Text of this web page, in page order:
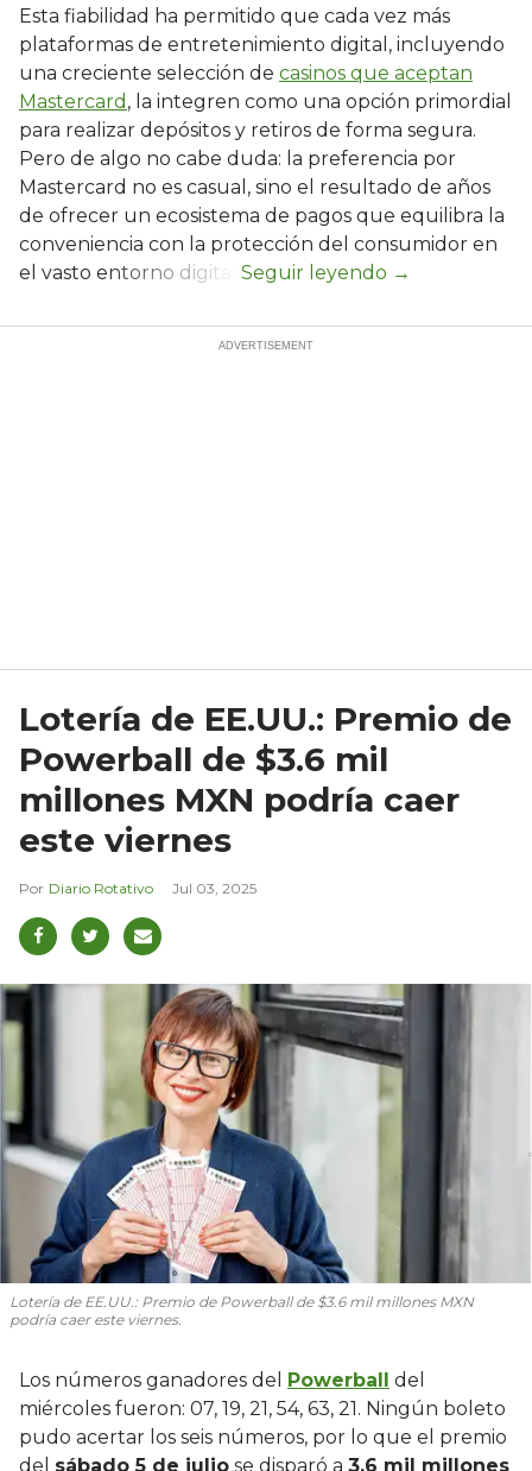
Esta fiabilidad ha permitido que cada vez más
plataformas de entretenimiento digital, incluyendo
una creciente selección de casinos que aceptan
Mastercard , la integren como una opción primordial
para realizar depósitos y retiros de forma segura.
Pero de algo no cabe duda: la preferencia por
Mastercard no es casual, sino el resultado de años
de ofrecer un ecosistema de pagos que equilibra la
conveniencia con la protección del consumidor en
el vasto entorno digital.
Lotería de EE.UU.: Premio de
Powerball de $3.6 mil
millones MXN podría caer
este viernes
Diario Rotativo Jul 03, 2025
Lotería de EE.UU.: Premio de Powerball de $3.6 mil millones MXN
podría caer este viernes.
Los números ganadores del Powerball del
miércoles fueron: 07, 19, 21, 54, 63, 21. Ningún boleto
pudo acertar los seis números, por lo que el premio
del sábado 5 de julio se disparó a 3.6 mil millones